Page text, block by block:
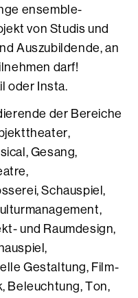
ensemble-
von Studis und
Auszubildende, an
darf!
oder Insta.
der Bereiche
Gesang,
Schauspiel,
und Raumdesign,
Gestaltung, Film-
Beleuchtung, Ton,